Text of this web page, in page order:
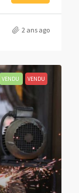
2 ans ago
VENDU VENDU